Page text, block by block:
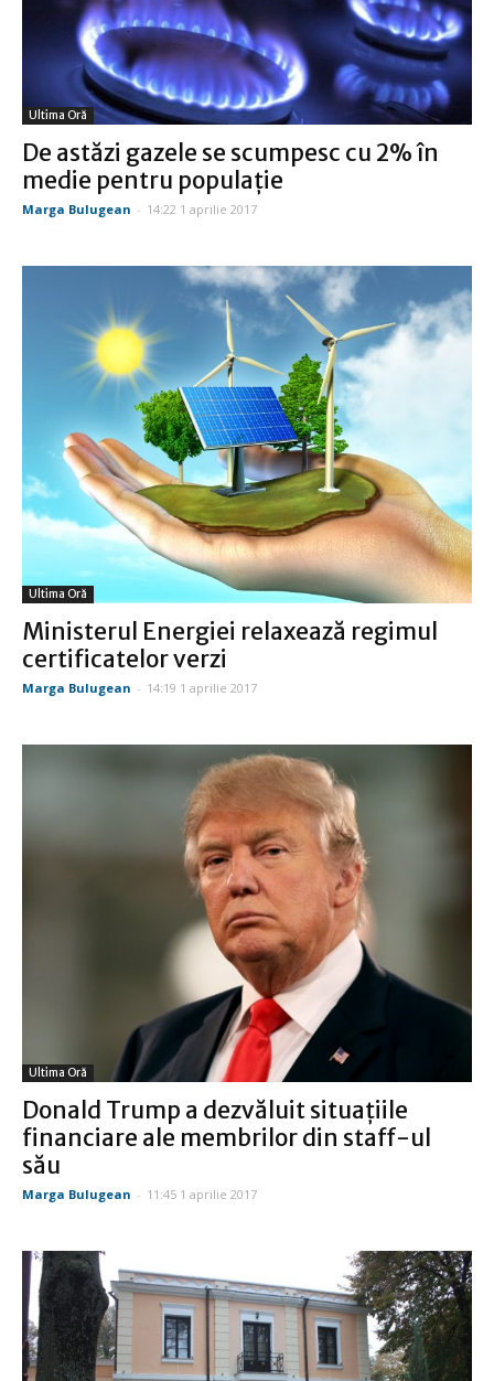
Ultima Oră
De astăzi gazele se scumpesc cu 2% în
medie pentru populaţie
Marga Bulugean - 14:22 1 aprilie 2017
Ultima Oră
Ministerul Energiei relaxează regimul
certificatelor verzi
Marga Bulugean - 14:19 1 aprilie 2017
Ultima Oră
Donald Trump a dezvăluit situaţiile
financiare ale membrilor din staff-ul
său
Marga Bulugean - 11:45 1 aprilie 2017